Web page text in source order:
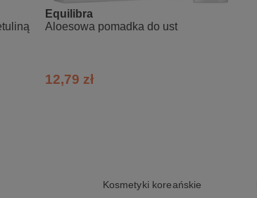
na zwierzętach
wegan
- pomadka w sztyfcie
Equilibra
Aloesowa pomadka do ust
12,79 zł
Kosmetyki koreańskie